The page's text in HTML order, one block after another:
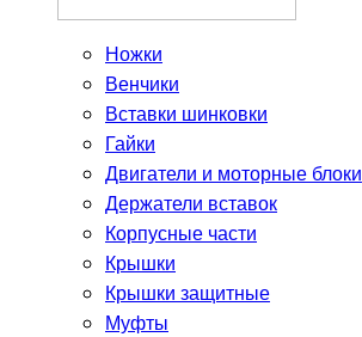
Ножки
Венчики
Вставки шинковки
Гайки
Двигатели и моторные блоки
Держатели вставок
Корпусные части
Крышки
Крышки защитные
Муфты